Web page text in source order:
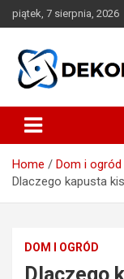
Skip
to
piątek, 7 sierpnia, 2026
Home
Dom i ogród
Dlaczego kapusta
DOM I OGRÓD